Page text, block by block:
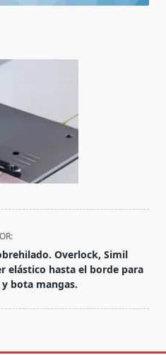
Overlock, Simil
elástico hasta el borde para
bota mangas.